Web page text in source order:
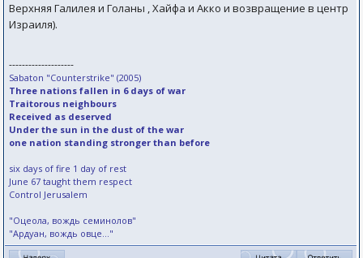
Верхняя Галилея и Голаны , Хайфа и Акко и возвращение в центр
Израиля).
--------------------
Sabaton "Counterstrike" (2005)
Three nations fallen in 6 days of war
Traitorous neighbours
Received as deserved
Under the sun in the dust of the war
one nation standing stronger than before
six days of fire 1 day of rest
June 67 taught them respect
Control Jerusalem
"Оцеола, вождь семинолов"
"Ардуан, вождь овце..."